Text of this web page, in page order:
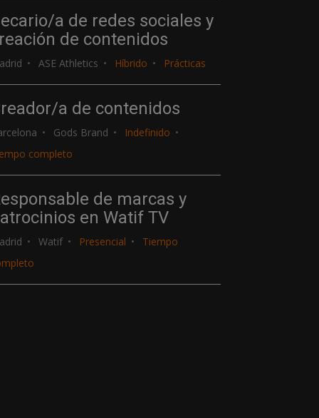
a de redes sociales y
de contenidos
ASE Athletics Híbrido Prácticas
a de contenidos
Gods Brand
Indefinido
completo
de marcas y
en Watif TV
Watif Presencial
Tiempo